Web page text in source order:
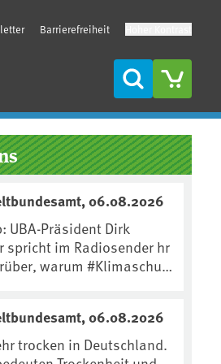
Barrierefreiheit
Suche
06.08.2026
UBA-Präsident Dirk
spricht im Radiosender hr
warum #Klimaschutz
anpassen können:
episod
06.08.2026
trocken in Deutschland.